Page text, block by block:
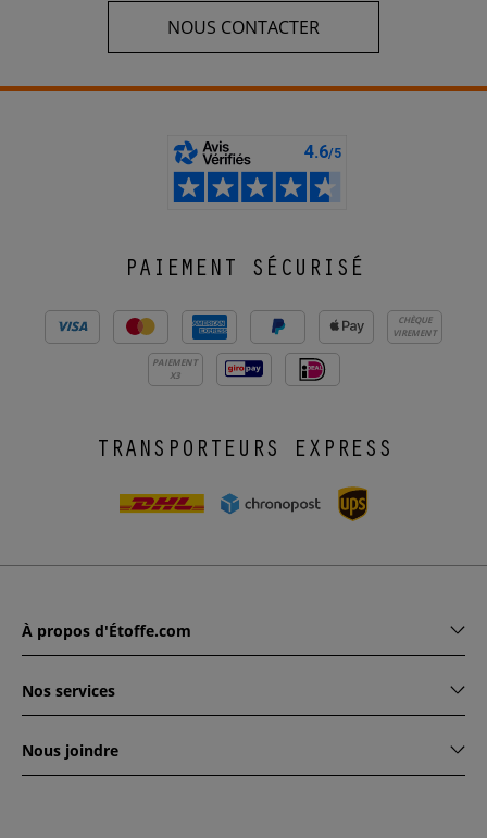
NOUS CONTACTER
PAIEMENT SÉCURISÉ
CHÈQUE
VIREMENT
PAIEMENT
X3
TRANSPORTEURS EXPRESS
À propos d'Étoffe.com
Nos services
Nous joindre